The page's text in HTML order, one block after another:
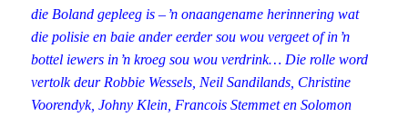
die Boland gepleeg is – ŉ onaangename herinnering wat
die polisie en baie ander eerder sou wou vergeet of in ŉ
bottel iewers in ŉ kroeg sou wou verdrink… Die rolle word
vertolk deur Robbie Wessels, Neil Sandilands, Christine
Voorendyk, Johny Klein, Francois Stemmet en Solomon